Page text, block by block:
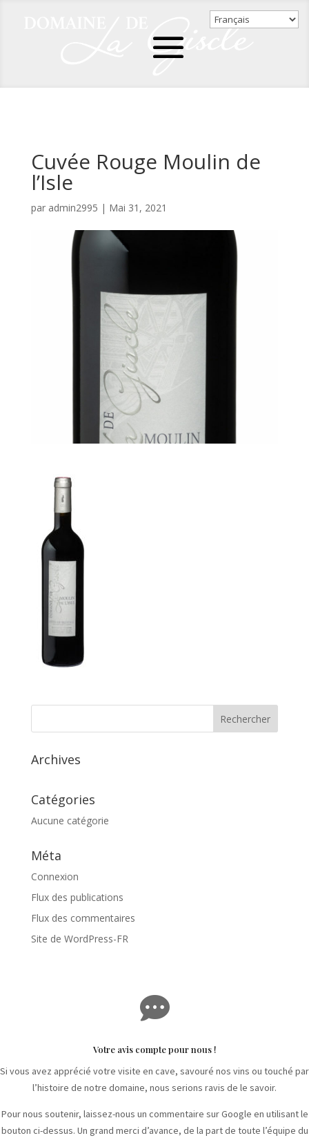
Cuvée Rouge Moulin de
l’Isle
par admin2995 | Mai 31, 2021
Archives
Catégories
Aucune catégorie
Méta
Connexion
Flux des publications
Flux des commentaires
Site de WordPress-FR

Votre avis compte pour nous !
Si vous avez apprécié votre visite en cave, savouré nos vins ou touché par
l’histoire de notre domaine, nous serions ravis de le savoir.
Pour nous soutenir, laissez-nous un commentaire sur Google en utilisant le
bouton ci-dessus. Un grand merci d’avance, de la part de toute l’équipe du